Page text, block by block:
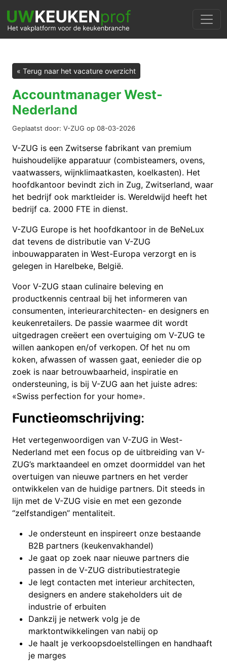
« Terug naar het vacature overzicht
Accountmanager West-
Nederland
Geplaatst door: V-ZUG op 08-03-2026
V-ZUG is een Zwitserse fabrikant van premium
huishoudelijke apparatuur (combisteamers, ovens,
vaatwassers, wijnklimaatkasten, koelkasten). Het
hoofdkantoor bevindt zich in Zug, Zwitserland, waar
het bedrijf ook marktleider is. Wereldwijd heeft het
bedrijf ca. 2000 FTE in dienst.
V-ZUG Europe is het hoofdkantoor in de BeNeLux
dat tevens de distributie van V-ZUG
inbouwapparaten in West-Europa verzorgt en is
gelegen in Harelbeke, België.
Voor V-ZUG staan culinaire beleving en
productkennis centraal bij het informeren van
consumenten, interieurarchitecten- en designers en
keukenretailers. De passie waarmee dit wordt
uitgedragen creëert een overtuiging om V-ZUG te
willen aankopen en/of verkopen. Of het nu om
koken, afwassen of wassen gaat, eenieder die op
zoek is naar betrouwbaarheid, inspiratie en
ondersteuning, is bij V-ZUG aan het juiste adres:
«Swiss perfection for your home».
Functieomschrijving:
Het vertegenwoordigen van V-ZUG in West-
Nederland met een focus op de uitbreiding van V-
ZUG’s marktaandeel en omzet doormiddel van het
overtuigen van nieuwe partners en het verder
ontwikkelen van de huidige partners. Dit steeds in
lijn met de V-ZUG visie en met een gezonde
“zelfstandigen” mentaliteit.
Je ondersteunt en inspireert onze bestaande
B2B partners (keukenvakhandel)
Je gaat op zoek naar nieuwe partners die
passen in de V-ZUG distributiestrategie
Je legt contacten met interieur architecten,
designers en andere stakeholders uit de
industrie of erbuiten
Dankzij je netwerk volg je de
marktontwikkelingen van nabij op
Je haalt je verkoopsdoelstellingen en handhaaft
je marges